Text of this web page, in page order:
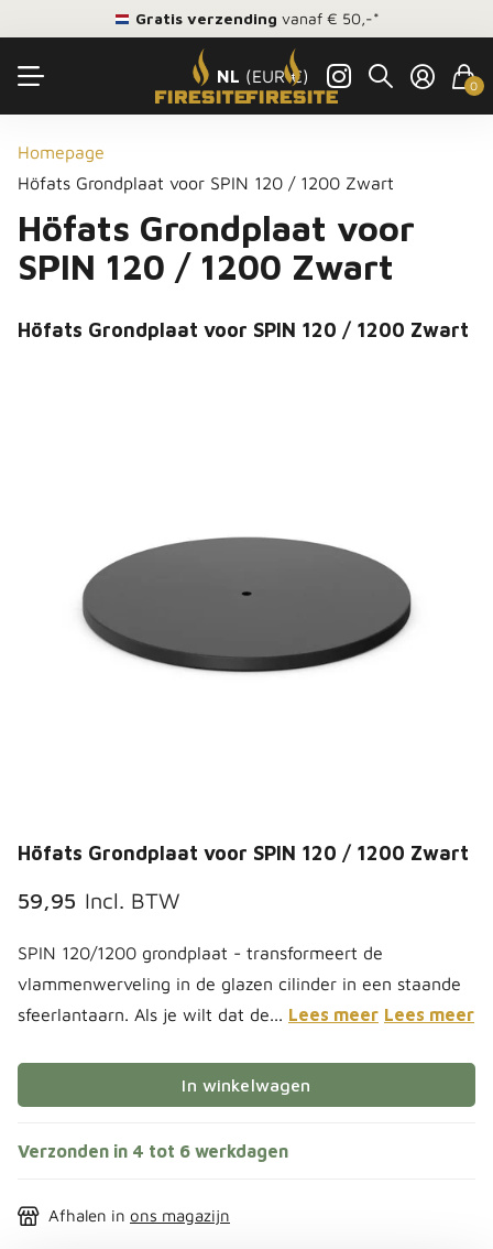
Gratis verzending vanaf € 50,-*
NL (EUR €) 0
Homepage
Höfats Grondplaat voor SPIN 120 / 1200 Zwart
Höfats Grondplaat voor
SPIN 120 / 1200 Zwart
Höfats Grondplaat voor SPIN 120 / 1200 Zwart
Höfats Grondplaat voor SPIN 120 / 1200 Zwart
59,95 Incl. BTW
SPIN 120/1200 grondplaat - transformeert de
vlammenwerveling in de glazen cilinder in een staande
sfeerlantaarn. Als je wilt dat de... Lees meer Lees meer
In winkelwagen
Verzonden in 4 tot 6 werkdagen
Afhalen in ons magazijn